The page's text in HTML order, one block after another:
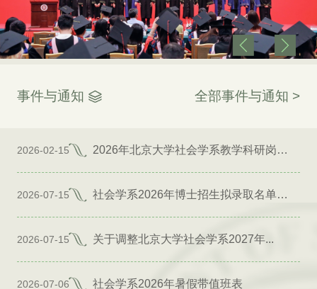
事件与通知 全部事件与通知 >
2026-02-15 2026年北京大学社会学系教学科研岗位招聘启事
2026-07-15 社会学系2026年博士招生拟录取名单公示（专项）
2026-07-15 关于调整北京大学社会学系2027年...
2026-07-06 社会学系2026年暑假带值班表